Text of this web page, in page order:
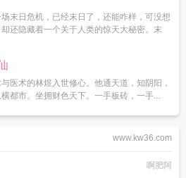
末日危机，已经末日了，还能咋样，可没想
还隐藏着一个关于人类的惊天大秘密。末
医术的林煜入世修心。他通天道，知阴阳，
都市。坐拥财色天下。一手板砖，一手...
www.kw36.com
啊肥阿